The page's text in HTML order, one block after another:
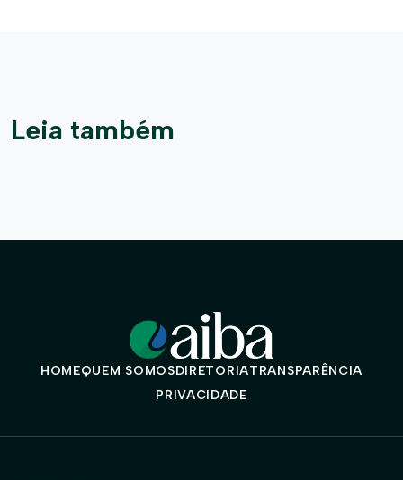
Leia também
HOMEQUEM SOMOSDIRETORIATRANSPARÊNCIA
PRIVACIDADE